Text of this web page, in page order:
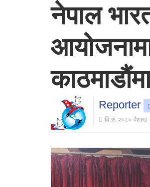
नेपाल
Reporter
वि.सं.२०८० वैशाख